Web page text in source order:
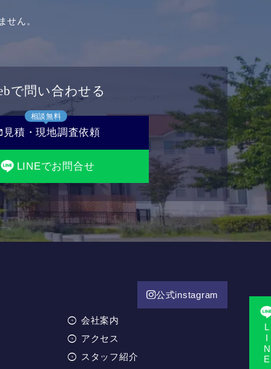
せん。
で問い合わせる
相談無料
見積・現地調査依頼
LINEでお問合せ
公式instagram
会社案内
アクセス
スタッフ紹介